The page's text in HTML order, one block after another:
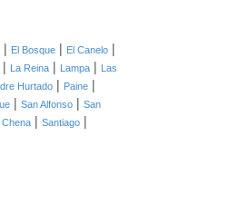
| El Bosque | El Canelo |
| La Reina | Lampa | Las
Hurtado | Paine |
| San Alfonso | San
Chena | Santiago |